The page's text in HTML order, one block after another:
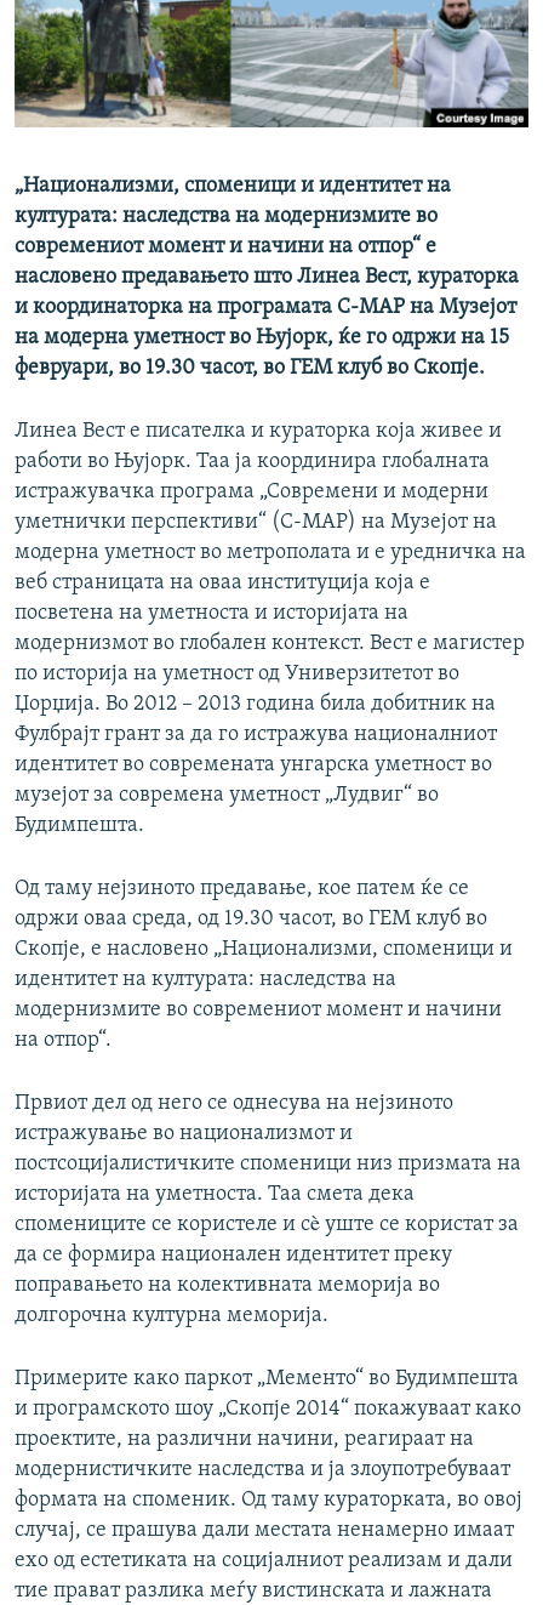
РСЕ веб страници
„Национализми, споменици и идентитет на
културата: наследства на модернизмите во
современиот момент и начини на отпор“ е
насловено предавањето што Линеа Вест, кураторка
и координаторка на програмата C-MAP на Музејот
на модерна уметност во Њујорк, ќе го одржи на 15
февруари, во 19.30 часот, во ГЕМ клуб во Скопје.
Линеа Вест е писателка и кураторка која живее и
работи во Њујорк. Таа ја координира глобалната
истражувачка програма „Современи и модерни
уметнички перспективи“ (C-MAP) на Музејот на
модерна уметност во метрополата и е уредничка на
веб страницата на оваа институција која е
посветена на уметноста и историјата на
модернизмот во глобален контекст. Вест е магистер
по историја на уметност од Универзитетот во
Џорџија. Во 2012 – 2013 година била добитник на
Фулбрајт грант за да го истражува националниот
идентитет во современата унгарска уметност во
музејот за современа уметност „Лудвиг“ во
Будимпешта.
Од таму нејзиното предавање, кое патем ќе се
одржи оваа среда, од 19.30 часот, во ГЕМ клуб во
Скопје, е насловено „Национализми, споменици и
идентитет на културата: наследства на
модернизмите во современиот момент и начини
на отпор“.
Првиот дел од него се однесува на нејзиното
истражување во национализмот и
постсоцијалистичките споменици низ призмата на
историјата на уметноста. Таа смета дека
спомениците се користеле и сè уште се користат за
да се формира национален идентитет преку
поправањето на колективната меморија во
долгорочна културна меморија.
Примерите како паркот „Мементо“ во Будимпешта
и програмското шоу „Скопје 2014“ покажуваат како
проектите, на различни начини, реагираат на
модернистичките наследства и ја злоупотребуваат
формата на споменик. Од таму кураторката, во овој
случај, се прашува дали местата ненамерно имаат
ехо од естетиката на социјалниот реализам и дали
тие прават разлика меѓу вистинската и лажната